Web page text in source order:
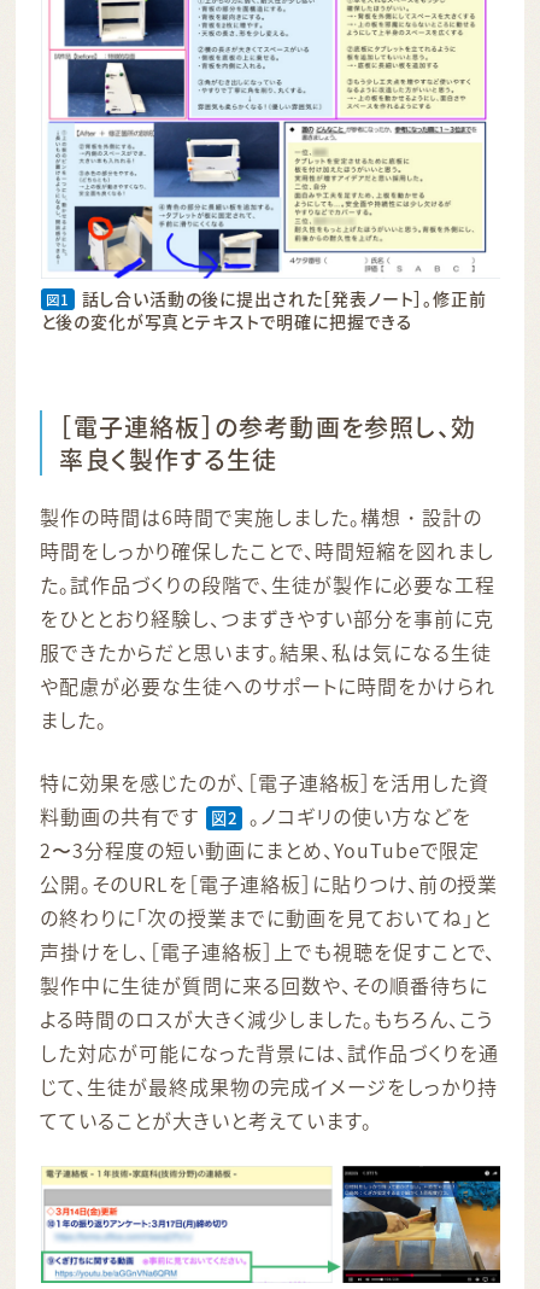
図1
話し合い活動の後に提出された［発表ノート］。修正前
と後の変化が写真とテキストで明確に把握できる
［電子連絡板］の参考動画を参照し、効
率良く製作する生徒
製作の時間は6時間で実施しました。構想・設計の
時間をしっかり確保したことで、時間短縮を図れまし
た。試作品づくりの段階で、生徒が製作に必要な工程
をひととおり経験し、つまずきやすい部分を事前に克
服できたからだと思います。結果、私は気になる生徒
や配慮が必要な生徒へのサポートに時間をかけられ
ました。
特に効果を感じたのが、［電子連絡板］を活用した資
料動画の共有です
図2 。ノコギリの使い方などを
2〜3分程度の短い動画にまとめ、YouTubeで限定
公開。そのURLを［電子連絡板］に貼りつけ、前の授業
の終わりに「次の授業までに動画を見ておいてね」と
声掛けをし、［電子連絡板］上でも視聴を促すことで、
製作中に生徒が質問に来る回数や、その順番待ちに
よる時間のロスが大きく減少しました。もちろん、こう
した対応が可能になった背景には、試作品づくりを通
じて、生徒が最終成果物の完成イメージをしっかり持
てていることが大きいと考えています。